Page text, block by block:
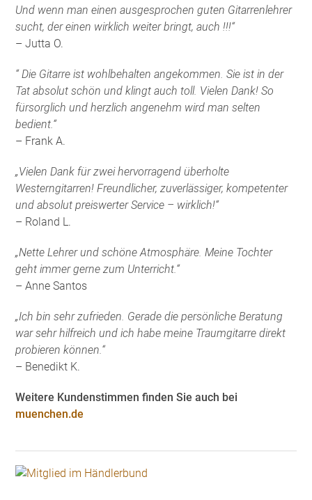
Und wenn man einen ausgesprochen guten Gitarrenlehrer
sucht, der einen wirklich weiter bringt, auch !!!“
– Jutta O.
“ Die Gitarre ist wohlbehalten angekommen. Sie ist in der
Tat absolut schön und klingt auch toll. Vielen Dank! So
fürsorglich und herzlich angenehm wird man selten
bedient.“
– Frank A.
„Vielen Dank für zwei hervorragend überholte
Westerngitarren! Freundlicher, zuverlässiger, kompetenter
und absolut preiswerter Service – wirklich!“
– Roland L.
„Nette Lehrer und schöne Atmosphäre. Meine Tochter
geht immer gerne zum Unterricht.“
– Anne Santos
„Ich bin sehr zufrieden. Gerade die persönliche Beratung
war sehr hilfreich und ich habe meine Traumgitarre direkt
probieren können.“
– Benedikt K.
Weitere Kundenstimmen finden Sie auch bei
muenchen.de